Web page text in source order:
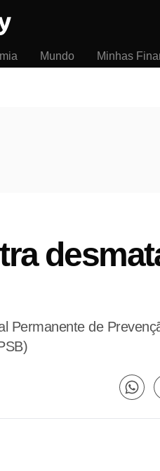
Mundo Minhas
Permanente de